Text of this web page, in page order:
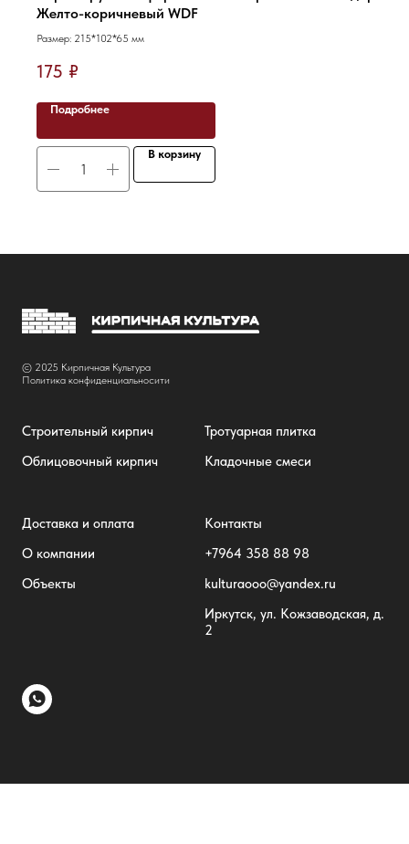
Желто-коричневый WDF
Размер: 215*102*65 мм
175 ₽
Подробнее
В корзину
© 2025 Кирпичная Культура
Политика конфиденциальносити
Строительный кирпич
Облицовочный кирпич
Тротуарная плитка
Кладочные смеси
Доставка и оплата
О компании
Объекты
Контакты
+7964 358 88 98
kulturaooo@yandex.ru
Иркутск, ул. Кожзаводская, д.
2